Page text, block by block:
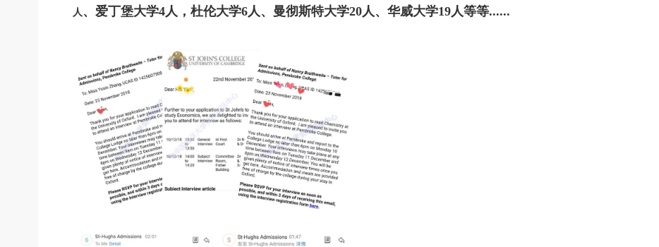
人 、爱丁堡大学4人，杜伦大学6人、 曼彻斯特大学20人、华威大学19人等等......